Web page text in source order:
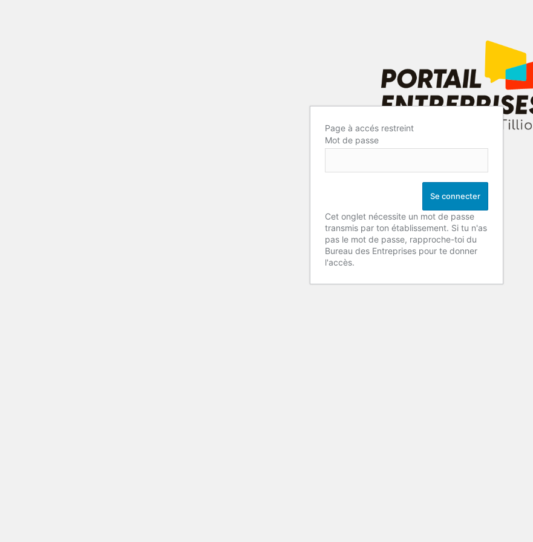
Page à accés restreint
Mot de passe
Cet onglet nécessite un mot de passe
transmis par ton établissement. Si tu n'as
pas le mot de passe, rapproche-toi du
Bureau des Entreprises pour te donner
l'accès.